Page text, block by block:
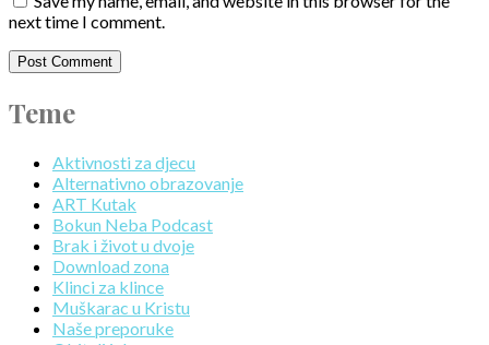
next time I comment.
Teme
Aktivnosti za djecu
Alternativno obrazovanje
ART Kutak
Bokun Neba Podcast
Brak i život u dvoje
Download zona
Klinci za klince
Muškarac u Kristu
Naše preporuke